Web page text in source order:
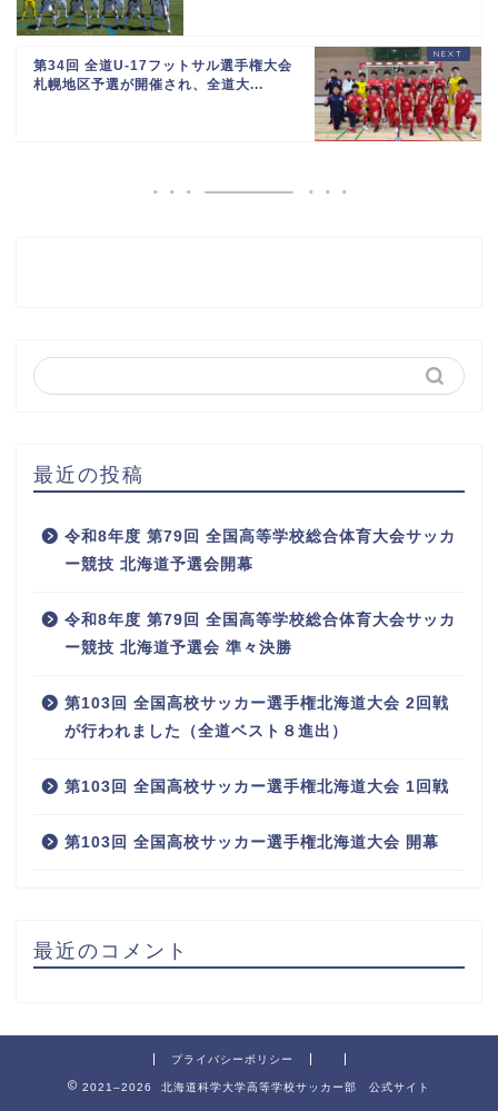
第34回 全道U-17フットサル選手権大会
札幌地区予選が開催され、全道大...
最近の投稿
令和8年度 第79回 全国高等学校総合体育大会サッカ
ー競技 北海道予選会開幕
令和8年度 第79回 全国高等学校総合体育大会サッカ
ー競技 北海道予選会 準々決勝
第103回 全国高校サッカー選手権北海道大会 2回戦
が行われました（全道ベスト８進出）
第103回 全国高校サッカー選手権北海道大会 1回戦
第103回 全国高校サッカー選手権北海道大会 開幕
最近のコメント
プライバシーポリシー
2021–2026 北海道科学大学高等学校サッカー部 公式サイト